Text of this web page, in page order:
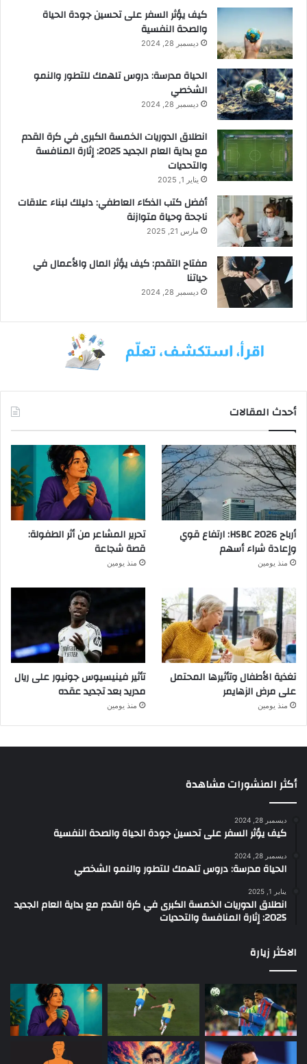
كيف يؤثر السفر على تحسين جودة الحياة
والصحة النفسية
ديسمبر 28, 2024
الحياة مدرسة: دروس تلهمك للتطور والنمو
الشخصي
ديسمبر 28, 2024
انطلاق الدوريات الخمسة الكبرى في كرة القدم
مع بداية العام الجديد 2025: إثارة المنافسة
والتحديات
يناير 1, 2025
أفضل كتب الذكاء العاطفي: دليلك لبناء علاقات
ناجحة وحياة متوازنة
مارس 21, 2025
مفتاح التقدم: كيف يؤثر المال والأعمال في
حياتنا
ديسمبر 28, 2024
أحدث المقالات
أرباح HSBC 2026: ارتفاع قوي
وإعادة شراء أسهم
منذ يومين
تحرير المشاعر من أثر الطفولة:
قصة شجاعة
منذ يومين
تغذية الأطفال وتأثيرها المحتمل
على مرض الزهايمر
منذ يومين
تأثير فينيسيوس جونيور على ريال
مدريد بعد تجديد عقده
منذ يومين
أكثر المنشورات مشاهدة
ديسمبر 28, 2024
كيف يؤثر السفر على تحسين جودة الحياة والصحة النفسية
ديسمبر 28, 2024
الحياة مدرسة: دروس تلهمك للتطور والنمو الشخصي
يناير 1, 2025
انطلاق الدوريات الخمسة الكبرى في كرة القدم مع بداية العام الجديد
2025: إثارة المنافسة والتحديات
الاكثر زيارة